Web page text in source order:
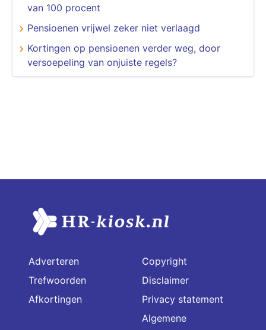
van 100 procent
Pensioenen vrijwel zeker niet verlaagd
Kortingen op pensioenen verder weg, door
versoepeling van onjuiste regels?
Adverteren
Trefwoorden
Afkortingen
Copyright
Disclaimer
Privacy statement
Algemene